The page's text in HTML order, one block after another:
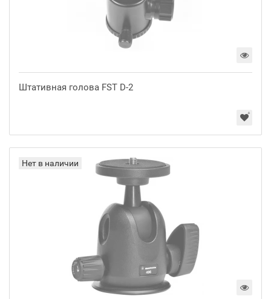
Штативная голова FST D-2
Нет в наличии